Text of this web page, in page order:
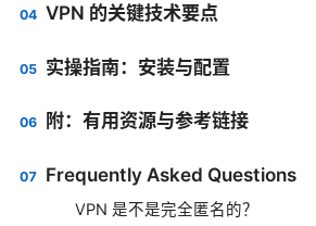
VPN 的关键技术要点
实操指南：安装与配置
附：有用资源与参考链接
Frequently Asked Questions
VPN 是不是完全匿名的？